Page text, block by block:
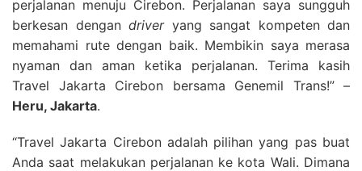
perjalanan menuju Cirebon. Perjalanan saya sungguh
berkesan dengan driveryang sangat kompeten dan
memahami rute dengan baik. Membikin saya merasa
nyaman dan aman ketika perjalanan. Terima kasih
Travel Jakarta Cirebon bersama Genemil Trans!” –
Heru, Jakarta.
“Travel Jakarta Cirebon adalah pilihan yang pas buat
Anda saat melakukan perjalanan ke kota Wali. Dimana